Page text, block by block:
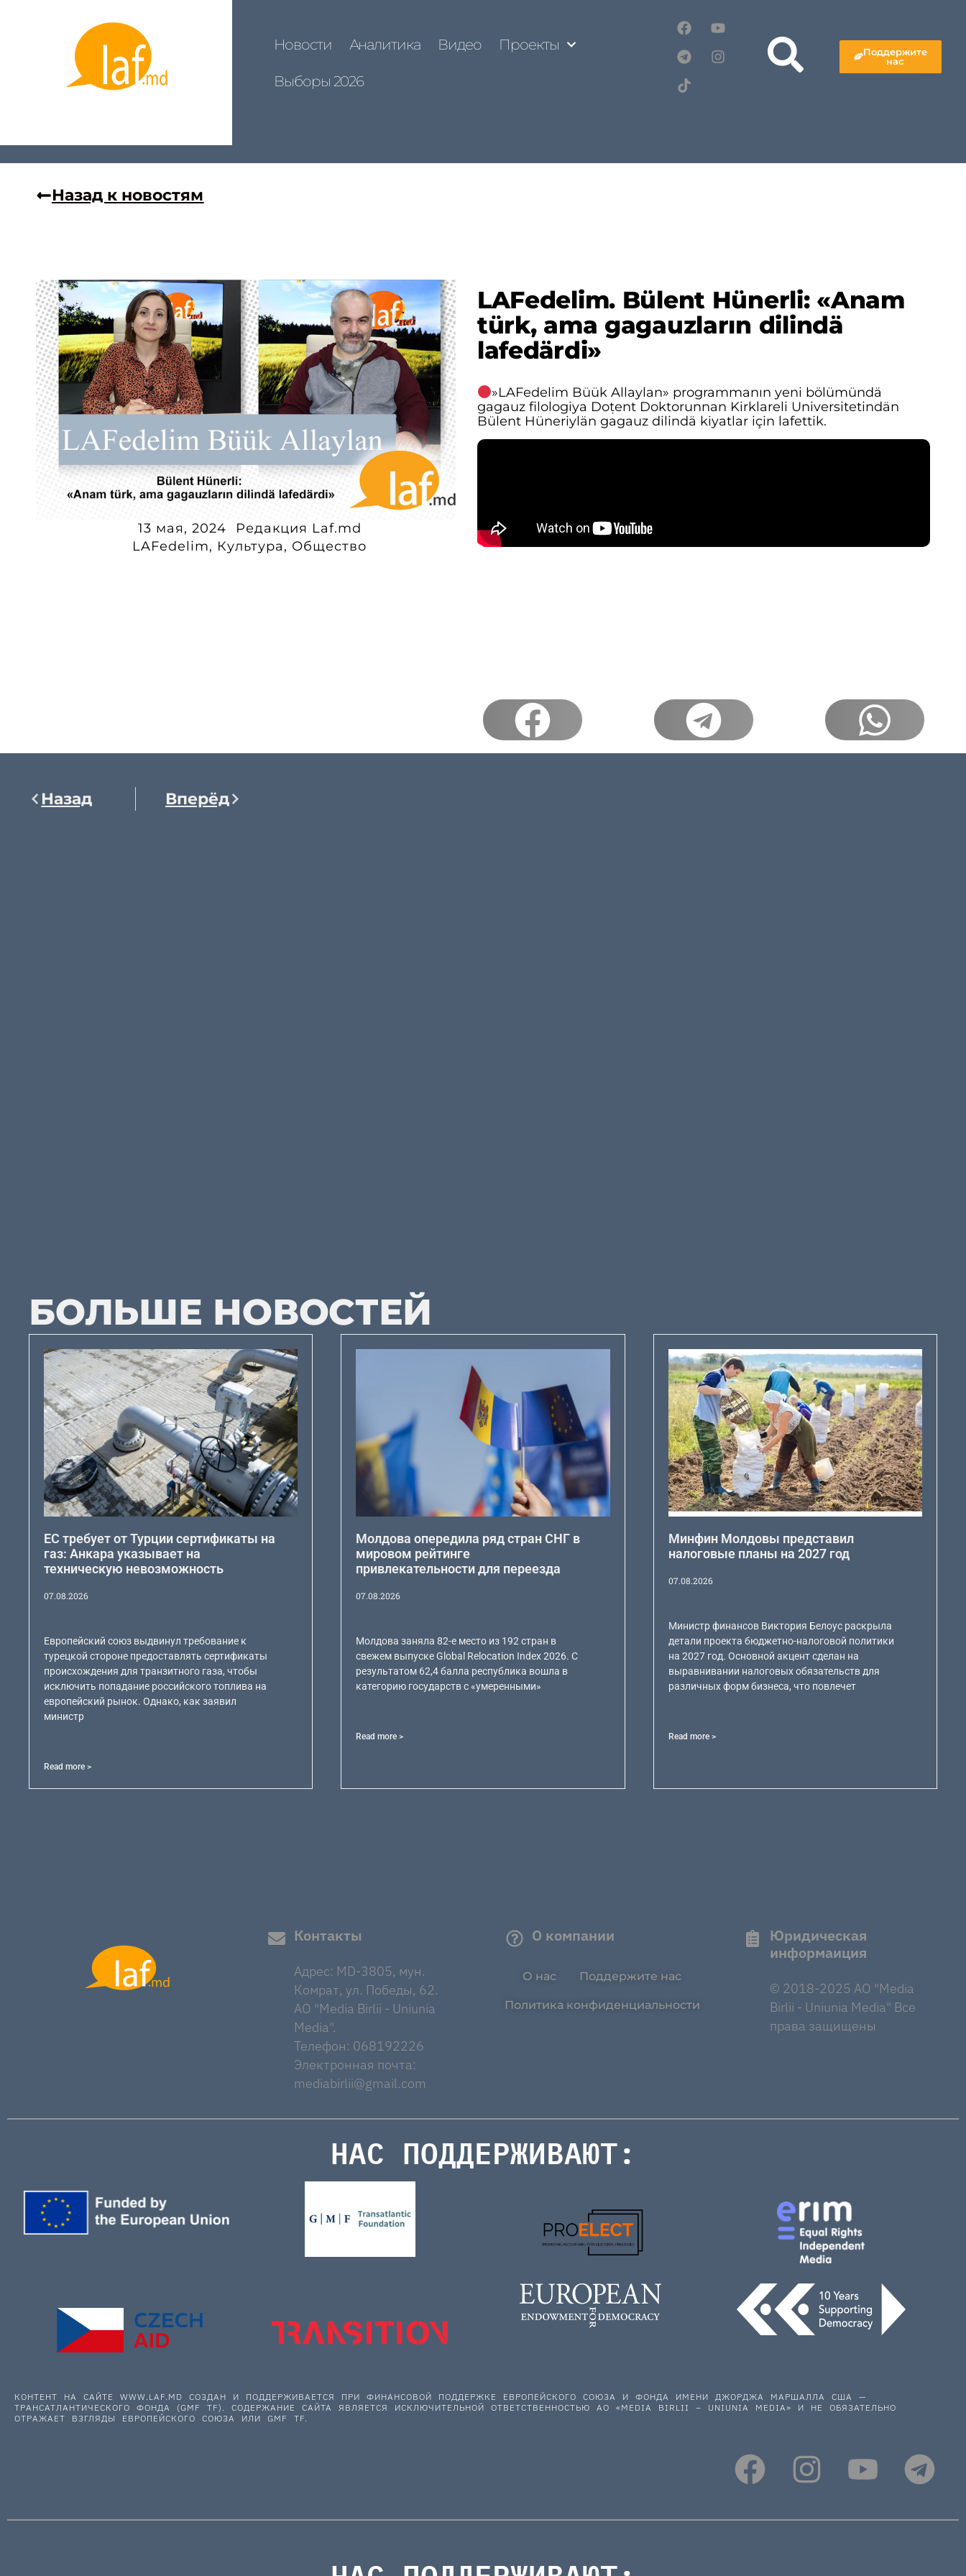
Новости Аналитика Видео Проекты
Выборы 2026
Поддержите
нас
Назад к новостям
13 мая, 2024
Редакция Laf.md
LAFedelim, Культура, Общество
LAFedelim. Bülent Hünerli: «Anam
türk, ama gagauzların dilindӓ
lafedӓrdi»
»LAFedelim Büük Allaylan» programmanın yeni bölümündä
gagauz filologiya Doṭent Doktorunnan Kirklareli Universitetindӓn
Bülent Hüneriylӓn gagauz dilindӓ kiyatlar için lafettik.
Назад Вперёд
БОЛЬШЕ НОВОСТЕЙ
ЕС требует от Турции сертификаты на
газ: Анкара указывает на
техническую невозможность
07.08.2026
Европейский союз выдвинул требование к
турецкой стороне предоставлять сертификаты
происхождения для транзитного газа, чтобы
исключить попадание российского топлива на
европейский рынок. Однако, как заявил
министр
Read more >
Молдова опередила ряд стран СНГ в
мировом рейтинге
привлекательности для переезда
07.08.2026
Молдова заняла 82-е место из 192 стран в
свежем выпуске Global Relocation Index 2026. С
результатом 62,4 балла республика вошла в
категорию государств с «умеренными»
Read more >
Минфин Молдовы представил
налоговые планы на 2027 год
07.08.2026
Министр финансов Виктория Белоус раскрыла
детали проекта бюджетно-налоговой политики
на 2027 год. Основной акцент сделан на
выравнивании налоговых обязательств для
различных форм бизнеса, что повлечет
Read more >
Контакты
Адрес: MD-3805, мун.
Комрат, ул. Победы, 62.
AO "Media Birlii - Uniunia
Media".
Телефон: 068192226
Электронная почта:
mediabirlii@gmail.com
О компании
О нас Поддержите нас
Политика конфиденциальности
Юридическая
информаиция
© 2018-2025 AO "Media
Birlii - Uniunia Media" Все
права защищены
НАС ПОДДЕРЖИВАЮТ:
КОНТЕНТ НА САЙТЕ WWW.LAF.MD СОЗДАН И ПОДДЕРЖИВАЕТСЯ ПРИ ФИНАНСОВОЙ ПОДДЕРЖКЕ ЕВРОПЕЙСКОГО СОЮЗА И ФОНДА ИМЕНИ ДЖОРДЖА МАРШАЛЛА США —
ТРАНСАТЛАНТИЧЕСКОГО ФОНДА (GMF TF). СОДЕРЖАНИЕ САЙТА ЯВЛЯЕТСЯ ИСКЛЮЧИТЕЛЬНОЙ ОТВЕТСТВЕННОСТЬЮ АО «MEDIA BIRLII – UNIUNIA MEDIA» И НЕ ОБЯЗАТЕЛЬНО
ОТРАЖАЕТ ВЗГЛЯДЫ ЕВРОПЕЙСКОГО СОЮЗА ИЛИ GMF TF.